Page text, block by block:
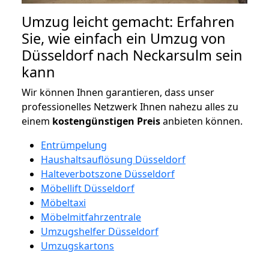
Umzug leicht gemacht: Erfahren
Sie, wie einfach ein Umzug von
Düsseldorf nach Neckarsulm sein
kann
Wir können Ihnen garantieren, dass unser
professionelles Netzwerk Ihnen nahezu alles zu
einem kostengünstigen Preisanbieten können.
Entrümpelung
Haushaltsauflösung Düsseldorf
Halteverbotszone Düsseldorf
Möbellift Düsseldorf
Möbeltaxi
Möbelmitfahrzentrale
Umzugshelfer Düsseldorf
Umzugskartons